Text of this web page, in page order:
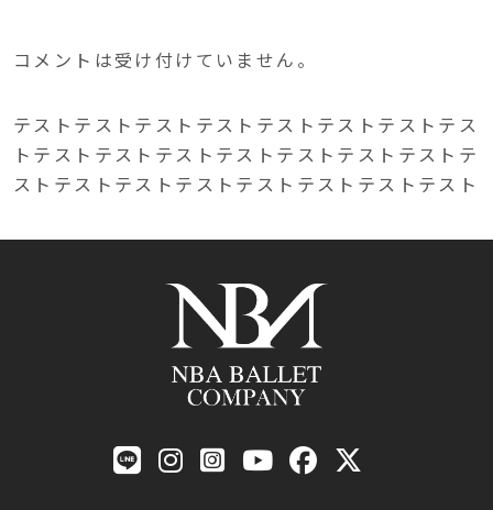
コメントは受け付けていません。
テストテストテストテストテストテストテストテス
トテストテストテストテストテストテストテストテ
ストテストテストテストテストテストテストテスト